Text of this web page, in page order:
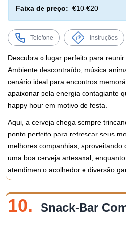
Faixa de preço: €10-€20
Telefone Instruções
Descubra o lugar perfeito para reunir
Ambiente descontraído, música
cenário ideal para encontros
apaixonar pela energia contagiante
happy hour em motivo de festa.
Aqui, a cerveja chega sempre
ponto perfeito para refrescar seus
melhores companhias, aproveitando
uma boa cerveja artesanal,
atendimento acolhedor e diversão
10. Snack-Bar